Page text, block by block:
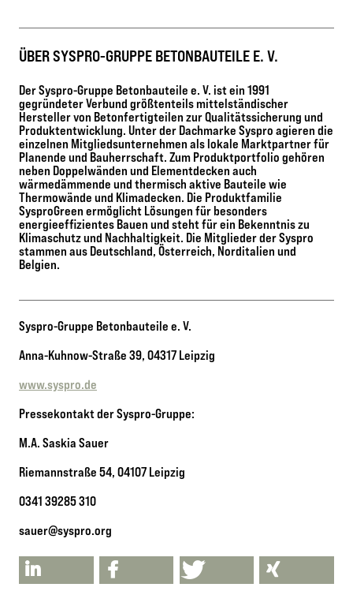
ÜBER SYSPRO-GRUPPE BETONBAUTEILE E. V.
Der Syspro-Gruppe Betonbauteile e. V. ist ein 1991
gegründeter Verbund größtenteils mittelständischer
Hersteller von Betonfertigteilen zur Qualitätssicherung und
Produktentwicklung. Unter der Dachmarke Syspro agieren die
einzelnen Mitgliedsunternehmen als lokale Marktpartner für
Planende und Bauherrschaft. Zum Produktportfolio gehören
neben Doppelwänden und Elementdecken auch
wärmedämmende und thermisch aktive Bauteile wie
Thermowände und Klimadecken. Die Produktfamilie
SysproGreen ermöglicht Lösungen für besonders
energieeffizientes Bauen und steht für ein Bekenntnis zu
Klimaschutz und Nachhaltigkeit. Die Mitglieder der Syspro
stammen aus Deutschland, Österreich, Norditalien und
Belgien.
Syspro-Gruppe Betonbauteile e. V.
Anna-Kuhnow-Straße 39, 04317 Leipzig
www.syspro.de
Pressekontakt der Syspro-Gruppe:
M.A. Saskia Sauer
Riemannstraße 54, 04107 Leipzig
0341 39285 310
sauer@syspro.org